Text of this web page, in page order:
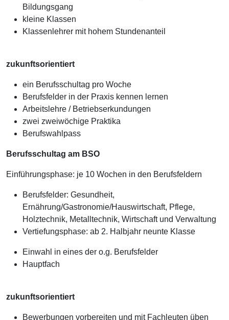
Bildungsgang
kleine Klassen
Klassenlehrer mit hohem Stundenanteil
zukunftsorientiert
ein Berufsschultag pro Woche
Berufsfelder in der Praxis kennen lernen
Arbeitslehre / Betriebserkundungen
zwei zweiwöchige Praktika
Berufswahlpass
Berufsschultag am BSO
Einführungsphase: je 10 Wochen in den Berufsfeldern
Berufsfelder: Gesundheit,
Ernährung/Gastronomie/Hauswirtschaft, Pflege,
Holztechnik, Metalltechnik, Wirtschaft und Verwaltung
Vertiefungsphase: ab 2. Halbjahr neunte Klasse
Einwahl in eines der o.g. Berufsfelder
Hauptfach
zukunftsorientiert
Bewerbungen vorbereiten und mit Fachleuten üben